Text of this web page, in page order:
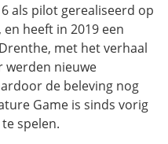
als pilot gerealiseerd op
heeft in 2019 een
met het verhaal
werden nieuwe
de beleving nog
Game is sinds vorig
spelen.